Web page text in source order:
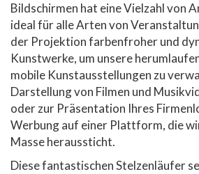
Bildschirmen hat eine Vielzahl von
ideal für alle Arten von
der Projektion farbenfroher und
Kunstwerke, um unsere
mobile Kunstausstellungen zu
Darstellung von Filmen und
oder zur Präsentation Ihres
Werbung auf einer Plattform, die
Masse heraussticht.
Diese fantastischen Stelzenläufer